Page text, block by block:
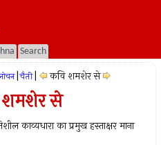
Search
चैती कवि शमशेर से
शमशेर से
काव्यधारा का प्रमुख हस्ताक्षर माना